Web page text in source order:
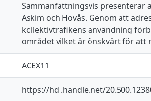
Sammanfattningsvis presenterar
Askim och Hovås. Genom att
kollektivtrafikens användning
området vilket är önskvärt för att
ACEX11
https://hdl.handle.net/